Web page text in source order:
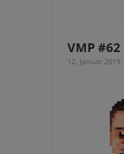
VMP #62
12. Januar 2019